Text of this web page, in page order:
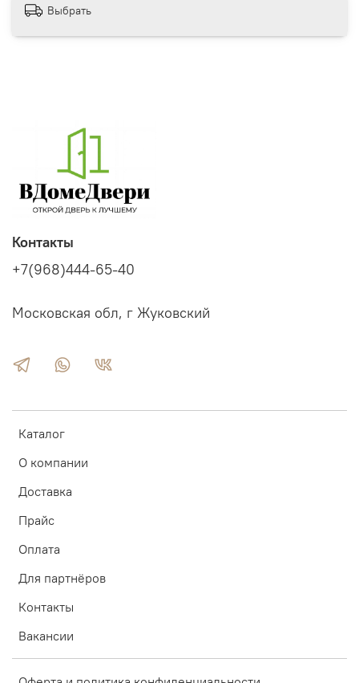
Выбрать
Каталог
О компании
Доставка
Прайс
Оплата
Для партнёров
Контакты
Вакансии
Контакты
+7(968)444-65-40
Московская обл, г Жуковский